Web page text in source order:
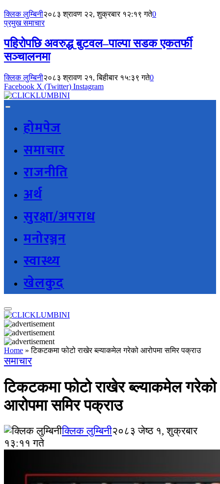
क्लिक लुम्बिनी२०८३ श्रावण २२, शुक्रबार १२:१९ गते0
प्रमुख समाचार
पहिरोपछि अवरुद्ध बुटवल–पाल्पा सडक एकतर्फी
सञ्चालनमा
क्लिक लुम्बिनी२०८३ श्रावण २१, बिहीबार १५:३९ गते0
Facebook X (Twitter) Instagram
होमपेज
समाचार
राजनीति
अर्थ
सुरक्षा/अपराध
मनोरञ्जन
स्वास्थ्य
खेलकुद
Home »टिकटकमा फोटो राखेर ब्ल्याकमेल गरेको आरोपमा समिर पक्राउ
समाचार
टिकटकमा फोटो राखेर ब्ल्याकमेल गरेको
आरोपमा समिर पक्राउ
क्लिक लुम्बिनी२०८३ जेष्ठ १, शुक्रबार
१३:११ गते